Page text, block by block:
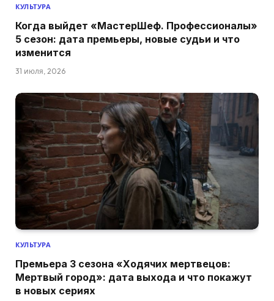
КУЛЬТУРА
Когда выйдет «МастерШеф. Профессионалы»
5 сезон: дата премьеры, новые судьи и что
изменится
31 июля, 2026
КУЛЬТУРА
Премьера 3 сезона «Ходячих мертвецов:
Мертвый город»: дата выхода и что покажут
в новых сериях